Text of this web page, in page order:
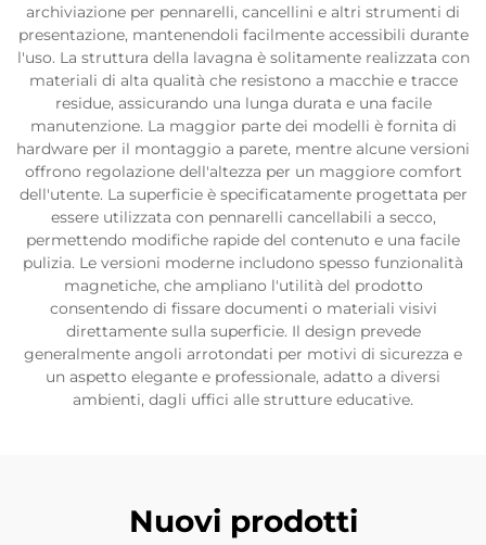
archiviazione per pennarelli, cancellini e altri strumenti di
presentazione, mantenendoli facilmente accessibili durante
l'uso. La struttura della lavagna è solitamente realizzata con
materiali di alta qualità che resistono a macchie e tracce
residue, assicurando una lunga durata e una facile
manutenzione. La maggior parte dei modelli è fornita di
hardware per il montaggio a parete, mentre alcune versioni
offrono regolazione dell'altezza per un maggiore comfort
dell'utente. La superficie è specificatamente progettata per
essere utilizzata con pennarelli cancellabili a secco,
permettendo modifiche rapide del contenuto e una facile
pulizia. Le versioni moderne includono spesso funzionalità
magnetiche, che ampliano l'utilità del prodotto
consentendo di fissare documenti o materiali visivi
direttamente sulla superficie. Il design prevede
generalmente angoli arrotondati per motivi di sicurezza e
un aspetto elegante e professionale, adatto a diversi
ambienti, dagli uffici alle strutture educative.
Nuovi prodotti